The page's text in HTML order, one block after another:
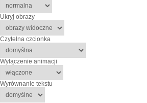
Ukryj obrazy
Czytelna czcionka
Wyłączenie animacji
Wyrównanie tekstu